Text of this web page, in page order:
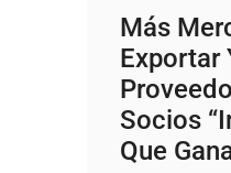
Más
Exportar
Socios
Que